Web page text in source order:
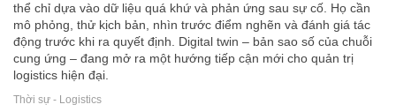
thể chỉ dựa vào dữ liệu quá khứ và phản ứng sau sự cố. Họ cần
mô phỏng, thử kịch bản, nhìn trước điểm nghẽn và đánh giá tác
động trước khi ra quyết định. Digital twin – bản sao số của chuỗi
cung ứng – đang mở ra một hướng tiếp cận mới cho quản trị
logistics hiện đại.
Thời sự - Logistics